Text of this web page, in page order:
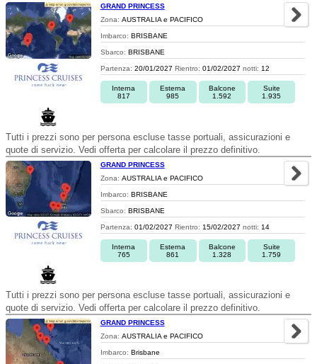
GRAND PRINCESS
Zona: AUSTRALIA e PACIFICO
Imbarco: BRISBANE
Sbarco: BRISBANE
Partenza: 20/01/2027 Rientro: 01/02/2027 notti: 12
Interna
817
Esterna
985
Balcone
1.592
Suite
1.935
Tutti i prezzi sono per persona escluse tasse portuali, assicurazioni e
quote di servizio. Vedi offerta per calcolare il prezzo definitivo.
GRAND PRINCESS
Zona: AUSTRALIA e PACIFICO
Imbarco: BRISBANE
Sbarco: BRISBANE
Partenza: 01/02/2027 Rientro: 15/02/2027 notti: 14
Interna
765
Esterna
861
Balcone
1.328
Suite
1.759
Tutti i prezzi sono per persona escluse tasse portuali, assicurazioni e
quote di servizio. Vedi offerta per calcolare il prezzo definitivo.
GRAND PRINCESS
Zona: AUSTRALIA e PACIFICO
Imbarco: Brisbane